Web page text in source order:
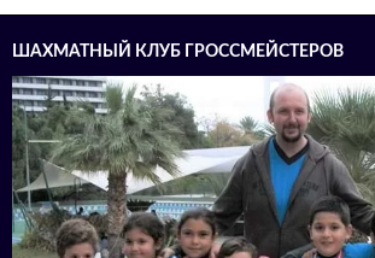
ШАХМАТНЫЙ КЛУБ ГРОССМЕЙСТЕРОВ